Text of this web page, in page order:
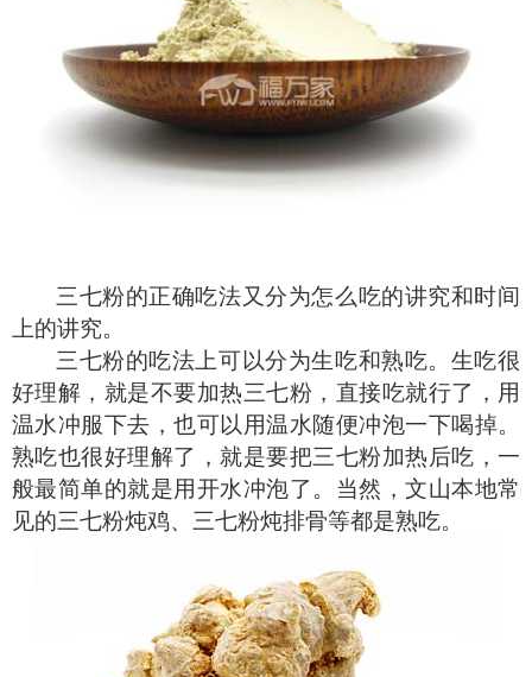
三七粉的正确吃法又分为怎么吃的讲究和时间
上的讲究。
三七粉的吃法上可以分为生吃和熟吃。生吃很
好理解，就是不要加热三七粉，直接吃就行了，用
温水冲服下去，也可以用温水随便冲泡一下喝掉。
熟吃也很好理解了，就是要把三七粉加热后吃，一
般最简单的就是用开水冲泡了。当然，文山本地常
见的三七粉炖鸡、三七粉炖排骨等都是熟吃。